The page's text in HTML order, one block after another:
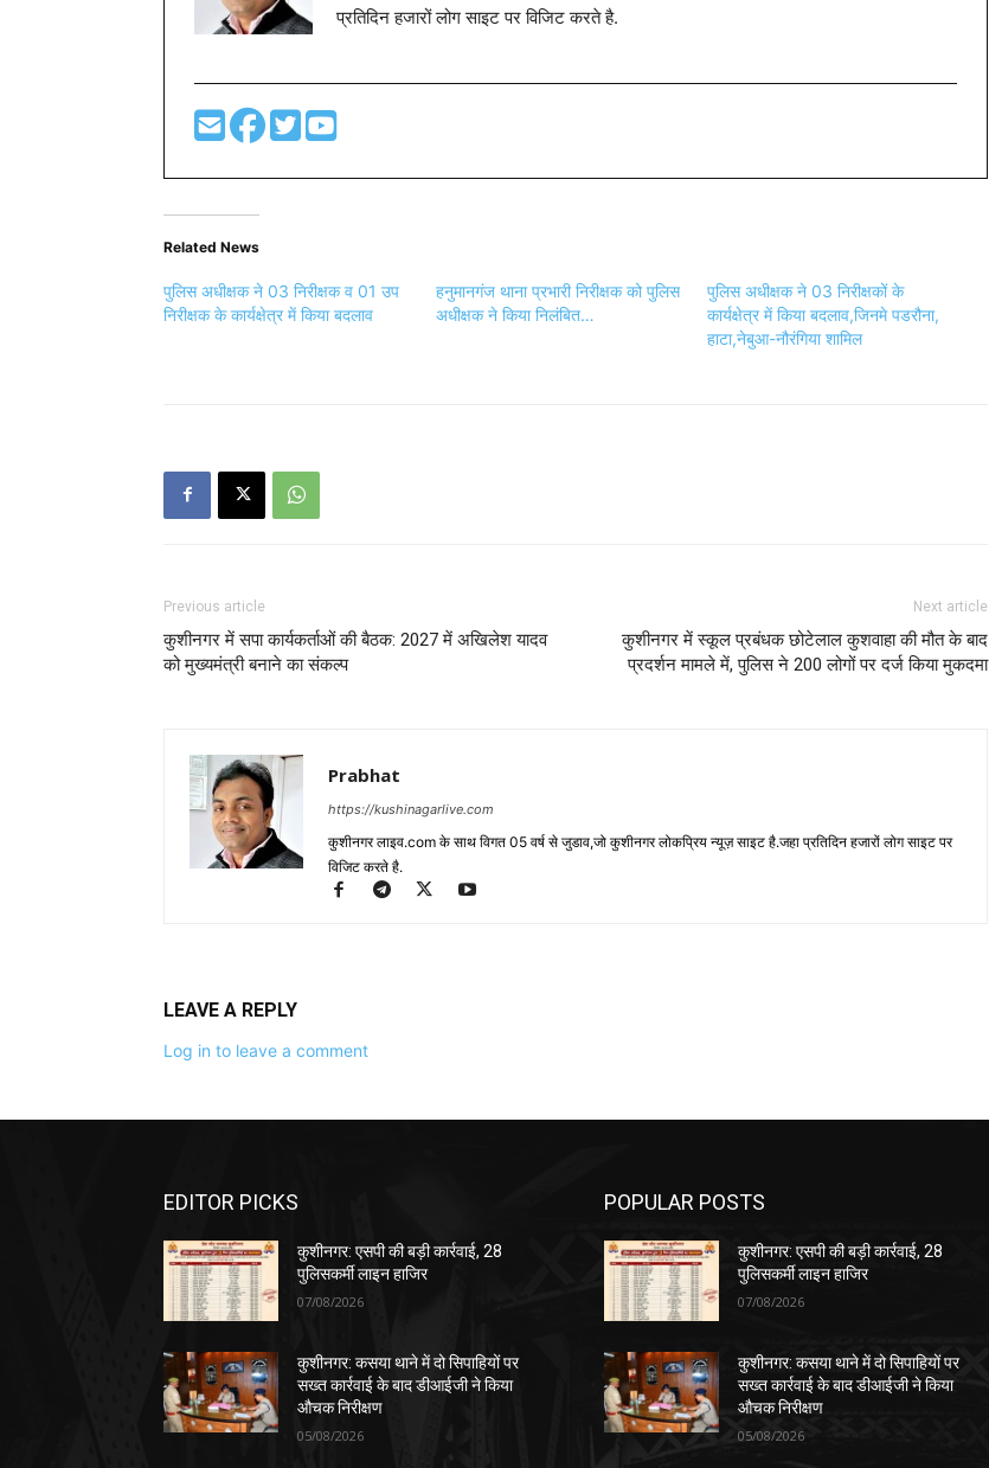
प्रतिदिन हजारों लोग साइट पर विजिट करते है.
Related News
पुलिस अधीक्षक ने 03 निरीक्षक व 01 उप
निरीक्षक के कार्यक्षेत्र में किया बदलाव
हनुमानगंज थाना प्रभारी निरीक्षक को पुलिस
अधीक्षक ने किया निलंबित…
पुलिस अधीक्षक ने 03 निरीक्षकों के
कार्यक्षेत्र में किया बदलाव,जिनमे पडरौना,
हाटा,नेबुआ-नौरंगिया शामिल
Previous article
कुशीनगर में सपा कार्यकर्ताओं की बैठक: 2027 में अखिलेश यादव
को मुख्यमंत्री बनाने का संकल्प
Next article
कुशीनगर में स्कूल प्रबंधक छोटेलाल कुशवाहा की मौत के बाद
प्रदर्शन मामले में, पुलिस ने 200 लोगों पर दर्ज किया मुकदमा
Prabhat
https://kushinagarlive.com
कुशीनगर लाइव.com के साथ विगत 05 वर्ष से जुडाव,जो कुशीनगर लोकप्रिय न्यूज़ साइट है.जहा प्रतिदिन हजारों लोग साइट पर
विजिट करते है.
LEAVE A REPLY
Log in to leave a comment
EDITOR PICKS
कुशीनगर: एसपी की बड़ी कार्रवाई, 28
पुलिसकर्मी लाइन हाजिर
07/08/2026
कुशीनगर: कसया थाने में दो सिपाहियों पर
सख्त कार्रवाई के बाद डीआईजी ने किया
औचक निरीक्षण
05/08/2026
POPULAR POSTS
कुशीनगर: एसपी की बड़ी कार्रवाई, 28
पुलिसकर्मी लाइन हाजिर
07/08/2026
कुशीनगर: कसया थाने में दो सिपाहियों पर
सख्त कार्रवाई के बाद डीआईजी ने किया
औचक निरीक्षण
05/08/2026